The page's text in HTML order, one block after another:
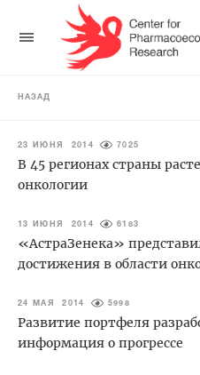
НАЗАД
23 ИЮНЯ 2014 7025
В 45 регионах страны
онкологии
13 ИЮНЯ 2014 6183
«АстраЗенека»
достижения в области
24 МАЯ 2014 5998
Развитие портфеля
информация о прогрессе